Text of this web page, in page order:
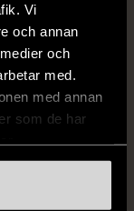
Vi
och annan
och
med.
med annan
som de har
midikjol
-